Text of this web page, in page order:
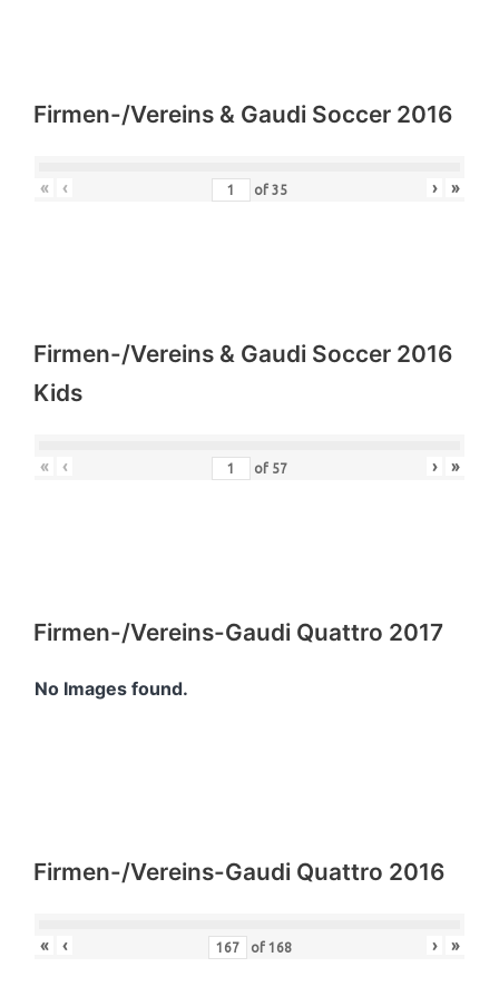
Firmen-/Vereins & Gaudi Soccer 2016
« ‹ of 35 › »
Firmen-/Vereins & Gaudi Soccer 2016
Kids
« ‹ of 57 › »
Firmen-/Vereins-Gaudi Quattro 2017
No Images found.
Firmen-/Vereins-Gaudi Quattro 2016
« ‹ of 168 › »